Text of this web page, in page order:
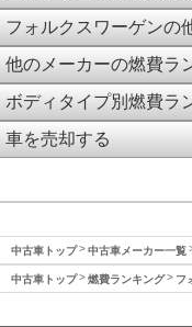
フォルクスワーゲンの
他のメーカーの燃費ラ
ボディタイプ別燃費ラ
車を売却する
中古車トップ 中古車メーカー一覧
中古車トップ 燃費ランキング フ